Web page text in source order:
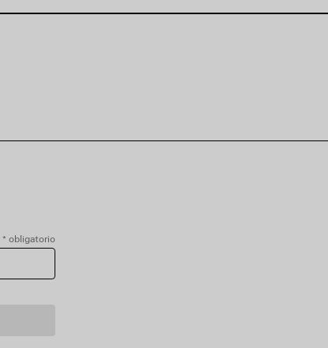
* obligatorio